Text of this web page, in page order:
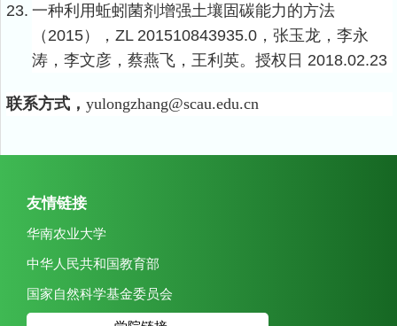
23. 一种利用蚯蚓菌剂增强土壤固碳能力的方法
（ 2015）， ZL 201510843935.0 ，张玉龙，李永
涛，李文彦，蔡燕飞，王利英。授权日 2018.02.23
联系方式， yulongzhang@scau.edu.cn
友情链接
华南农业大学
中华人民共和国教育部
国家自然科学基金委员会